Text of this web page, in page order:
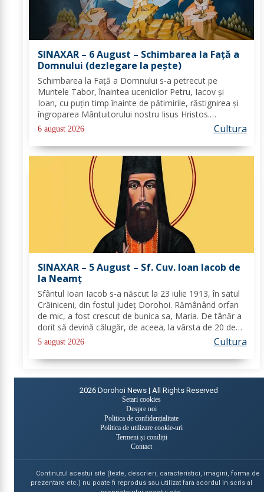
SINAXAR – 6 August – Schimbarea la Față a
Domnului (dezlegare la peşte)
Schimbarea la Față a Domnului s-a petrecut pe
Muntele Tabor, înaintea ucenicilor Petru, Iacov și
Ioan, cu puțin timp înainte de pătimirile, răstignirea și
îngroparea Mântuitorului nostru Iisus Hristos.
Urcându-Se pe munte, Hristos-Domnul S-a depărtat
puţin de ucenici şi, suindu-Se pe un loc mai...
6 august 2026 Cultura
SINAXAR – 5 August – Sf. Cuv. Ioan Iacob de
la Neamţ
Sfântul Ioan Iacob s-a născut la 23 iulie 1913, în satul
Crăiniceni, din fostul județ Dorohoi. Rămânând orfan
de mic, a fost crescut de bunica sa, Maria. De tânăr a
dorit să devină călugăr, de aceea, la vârsta de 20 de
ani, și-a îndreptat pașii spre Mănăstirea Neamț. La 8
aprilie 1936, rasoforul...
5 august 2026 Cultura
2026 Dorohoi News | All Rights Reserved
Setari cookies
Despre noi
Politica de confidențialitate
Politica de utilizare cookie-uri
Termeni și condiții
Contact
Continutul acestui site (texte, descrieri, caracteristici, imagini, forma de
prezentare etc.) nu poate fi reprodus sau utilizat fara acordul in scris al